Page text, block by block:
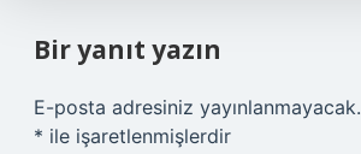
Bir yanıt yazın
E-posta adresiniz yayınlanmayacak.
* ile işaretlenmişlerdir